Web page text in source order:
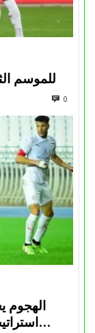
للموسم
0
الهجوم